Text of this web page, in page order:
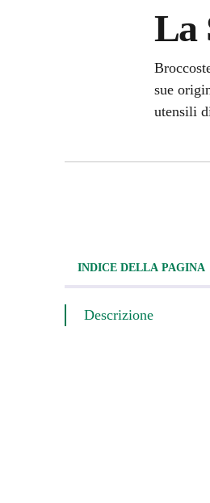
La
sue
utensili
INDICE DELLA PAGINA
Descrizione